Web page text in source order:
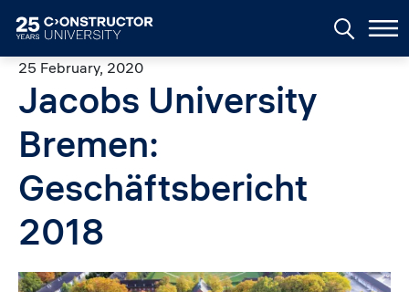
25 February, 2020
Jacobs University
Bremen:
Geschäftsbericht
2018
Image